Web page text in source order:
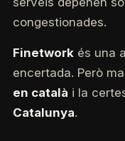
congestionades.
Finetworkés una
encertada. Però
en català i la
Catalunya.